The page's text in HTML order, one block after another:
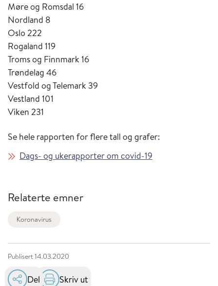
Møre og Romsdal 16
Nordland 8
Oslo 222
Rogaland 119
Troms og Finnmark 16
Trøndelag 46
Vestfold og Telemark 39
Vestland 101
Viken 231
Se hele rapporten for flere tall og grafer:
Dags- og ukerapporter om covid-19
Relaterte emner
Koronavirus
Publisert14.03.2020
Del Skriv ut